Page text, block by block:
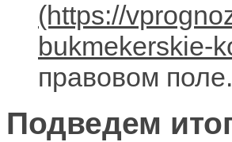
правовом поле.
Подведем